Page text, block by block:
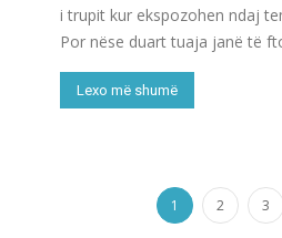
i trupit kur ekspozohen ndaj
Por nëse duart tuaja janë të
Lexo më shumë
1 2 3